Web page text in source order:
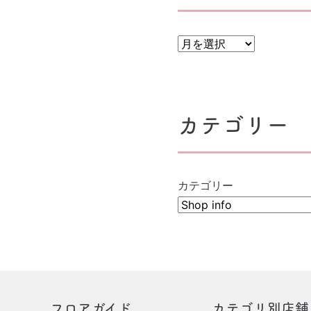
シ
ン
カテゴリー
カテゴリー